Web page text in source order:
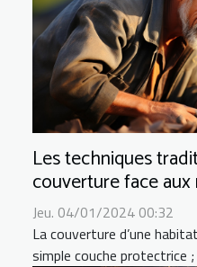
Les techniques
couverture face
Jeu. 04/01/2024 00:32
La couverture d’une
simple couche protectrice ;